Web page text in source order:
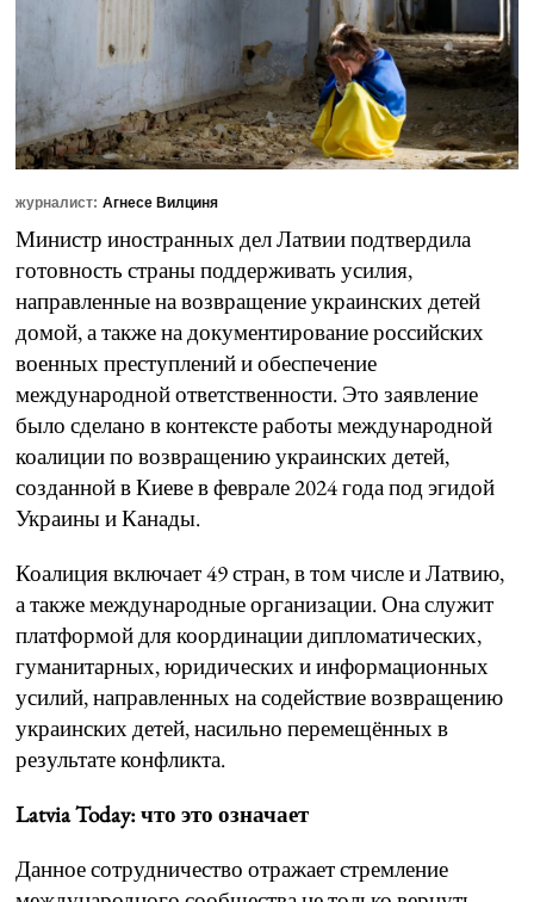
журналист: Агнесе Вилциня
Министр иностранных дел Латвии подтвердила
готовность страны поддерживать усилия,
направленные на возвращение украинских детей
домой, а также на документирование российских
военных преступлений и обеспечение
международной ответственности. Это заявление
было сделано в контексте работы международной
коалиции по возвращению украинских детей,
созданной в Киеве в феврале 2024 года под эгидой
Украины и Канады.
Коалиция включает 49 стран, в том числе и Латвию,
а также международные организации. Она служит
платформой для координации дипломатических,
гуманитарных, юридических и информационных
усилий, направленных на содействие возвращению
украинских детей, насильно перемещённых в
результате конфликта.
Latvia Today: что это означает
Данное сотрудничество отражает стремление